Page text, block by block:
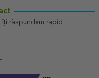
îți răspundem rapid.